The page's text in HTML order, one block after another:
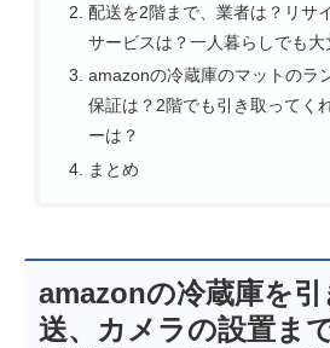
配送を2階まで、業者は？リサ
サービスは？一人暮らしでも大
amazonの冷蔵庫のマットのラ
保証は？2階でも引き取ってく
ーは？
まとめ
amazonの冷蔵庫を
送、カメラの設置ま